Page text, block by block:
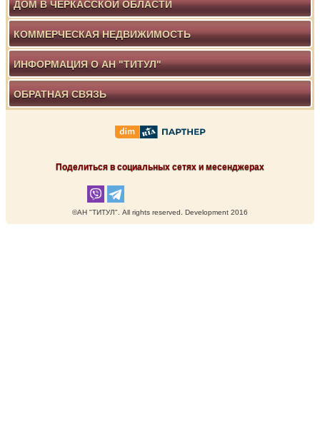
ДОМ В ЧЕРКАССКОЙ ОБЛАСТИ
КОММЕРЧЕСКАЯ НЕДВИЖИМОСТЬ
ИНФОРМАЦИЯ О АН "ТИТУЛ"
ОБРАТНАЯ СВЯЗЬ
Поделиться в социальных сетях и месенджерах
©АН "ТИТУЛ". Аll rights reserved. Development 2016